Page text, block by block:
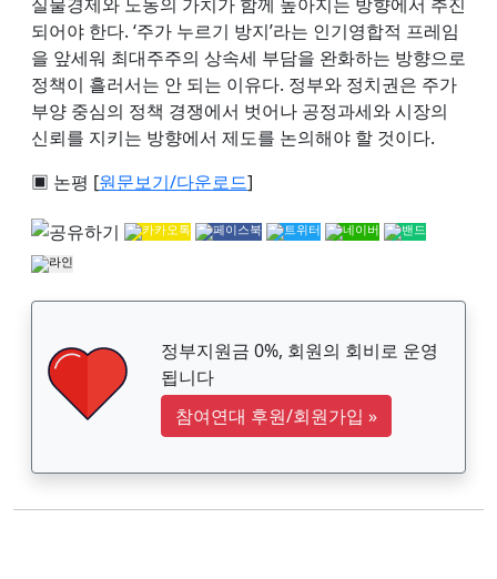
되어야 한다. ‘주가 누르기 방지’라는 인기영합적 프레임
을 앞세워 최대주주의 상속세 부담을 완화하는 방향으로
정책이 흘러서는 안 되는 이유다. 정부와 정치권은 주가
부양 중심의 정책 경쟁에서 벗어나 공정과세와 시장의
신뢰를 지키는 방향에서 제도를 논의해야 할 것이다.
▣ 논평 [원문보기/다운로드]
정부지원금 0%, 회원의 회비로 운영
됩니다
참여연대 후원/회원가입 »